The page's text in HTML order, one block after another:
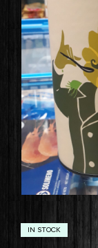
IN STOCK